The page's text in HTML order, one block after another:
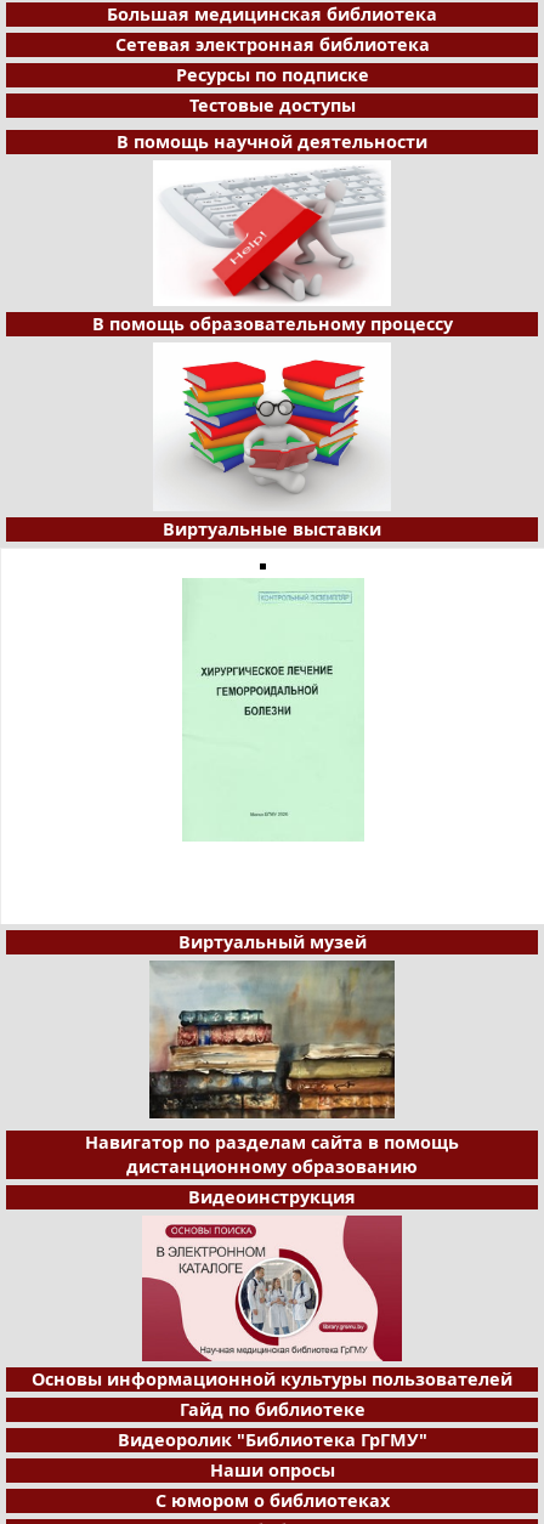
Большая медицинская библиотека
Сетевая электронная библиотека
Ресурсы по подписке
Тестовые доступы
В помощь научной деятельности
В помощь образовательному процессу
Виртуальные выставки
Виртуальный музей
Навигатор по разделам сайта в помощь
дистанционному образованию
Видеоинструкция
Основы информационной культуры пользователей
Гайд по библиотеке
Видеоролик "Библиотека ГрГМУ"
Наши опросы
С юмором о библиотеках